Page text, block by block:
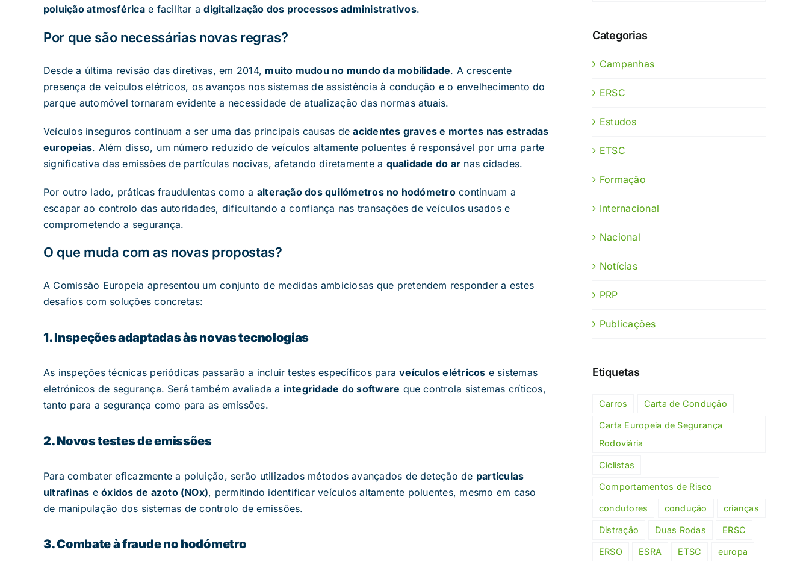
poluição atmosféricae facilitar adigitalização dos processos administrativos.
Por que são necessárias novas regras?
Desde a última revisão das diretivas, em 2014, muito mudou no mundo da mobilidade. A crescente
presença de veículos elétricos, os avanços nos sistemas de assistência à condução e o envelhecimento do
parque automóvel tornaram evidente a necessidade de atualização das normas atuais.
Veículos inseguros continuam a ser uma das principais causas deacidentes graves e mortes nas estradas
europeias. Além disso, um número reduzido de veículos altamente poluentes é responsável por uma parte
significativa das emissões de partículas nocivas, afetando diretamente a qualidade do ar nas cidades.
Por outro lado, práticas fraudulentas como a alteração dos quilómetros no hodómetrocontinuam a
escapar ao controlo das autoridades, dificultando a confiança nas transações de veículos usados e
comprometendo a segurança.
O que muda com as novas propostas?
A Comissão Europeia apresentou um conjunto de medidas ambiciosas que pretendem responder a estes
desafios com soluções concretas:
1. Inspeções adaptadas às novas tecnologias
As inspeções técnicas periódicas passarão a incluir testes específicos paraveículos elétricos e sistemas
eletrónicos de segurança. Será também avaliada a integridade do software que controla sistemas críticos,
tanto para a segurança como para as emissões.
2. Novos testes de emissões
Para combater eficazmente a poluição, serão utilizados métodos avançados de deteção de partículas
ultrafinas eóxidos de azoto (NOx), permitindo identificar veículos altamente poluentes, mesmo em caso
de manipulação dos sistemas de controlo de emissões.
3. Combate à fraude no hodómetro
Categorias
Campanhas
ERSC
Estudos
ETSC
Formação
Internacional
Nacional
Notícias
PRP
Publicações
Etiquetas
Carros Carta de Condução
Carta Europeia de Segurança
Rodoviária
Ciclistas
Comportamentos de Risco
condutores condução crianças
Distração Duas Rodas ERSC
ERSO ESRA ETSC europa